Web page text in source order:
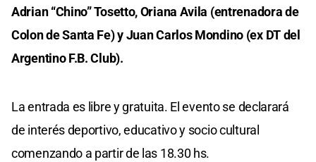
Adrian “Chino” Tosetto, Oriana Avila (entrenadora de
Colon de Santa Fe) y Juan Carlos Mondino (ex DT del
Argentino F.B. Club).
La entrada es libre y gratuita. El evento se declarará
de interés deportivo, educativo y socio cultural
comenzando a partir de las 18.30 hs.